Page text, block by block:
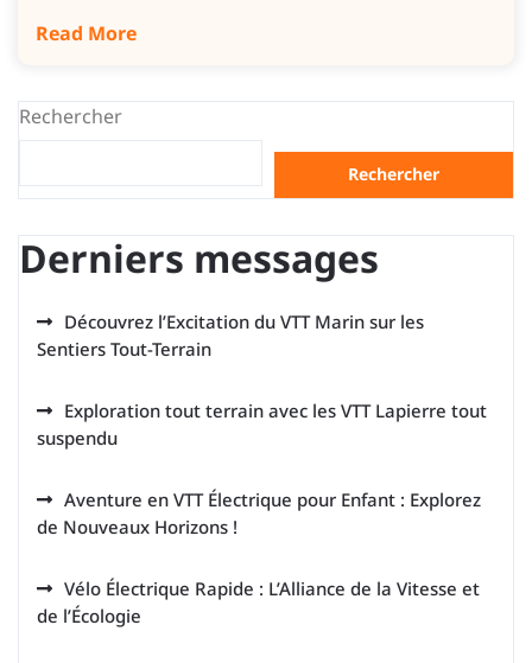
Read More
Rechercher
Rechercher
Derniers messages
Découvrez l’Excitation du VTT Marin sur les
Sentiers Tout-Terrain
Exploration tout terrain avec les VTT Lapierre tout
suspendu
Aventure en VTT Électrique pour Enfant : Explorez
de Nouveaux Horizons !
Vélo Électrique Rapide : L’Alliance de la Vitesse et
de l’Écologie